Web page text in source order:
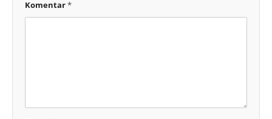
Komentar*